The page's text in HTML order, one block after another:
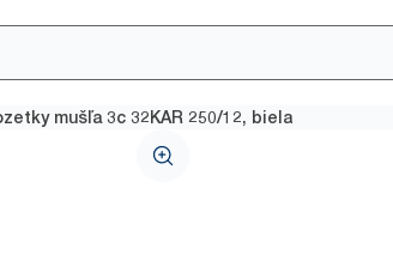
mušľa 3c 32KAR 250/12, biela